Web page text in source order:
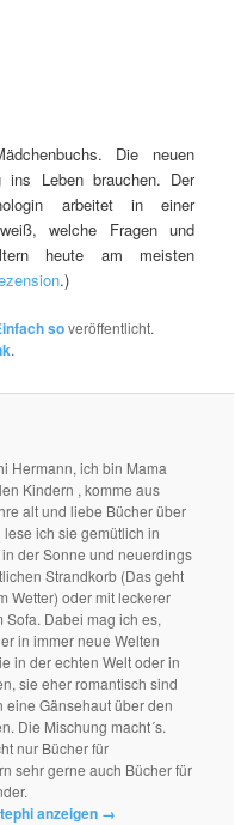
Die neuen
Leben brauchen. Der
arbeitet in einer
welche Fragen und
heute am meisten
.)
soveröffentlicht.
.
Hermann, ich bin Mama
Kindern , komme aus
alt und liebe Bücher über
ich sie gemütlich in
der Sonne und neuerdings
Strandkorb (Das geht
Wetter) oder mit leckerer
Dabei mag ich es,
in immer neue Welten
in der echten Welt oder in
sie eher romantisch sind
eine Gänsehaut über den
Die Mischung macht´s.
nur Bücher für
sehr gerne auch Bücher für
anzeigen →